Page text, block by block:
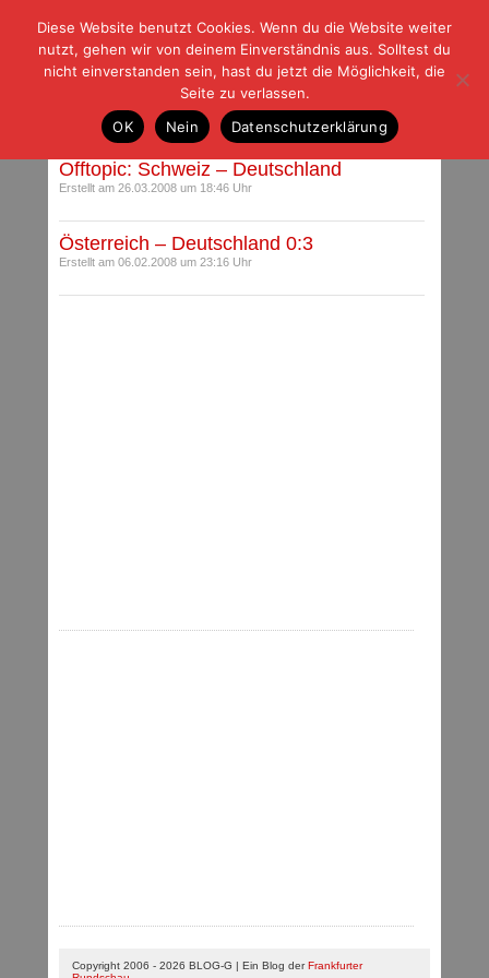
| | |BLOG-GFußball und der Rest
HOME|REGELN|IMPRESSUM |DATENSCHUTZ
Beiträge mit Schlagwort: EM-Vorbereitung
Offtopic: Schweiz – Deutschland
Erstellt am 26.03.2008 um 18:46 Uhr
Österreich – Deutschland 0:3
Erstellt am 06.02.2008 um 23:16 Uhr
Copyright 2006 - 2026 BLOG-G | Ein Blog derFrankfurter
Diese Website benutzt Cookies. Wenn du die Website weiter
nutzt, gehen wir von deinem Einverständnis aus. Solltest du
nicht einverstanden sein, hast du jetzt die Möglichkeit, die
Seite zu verlassen.
OK
Nein Datenschutzerklärung